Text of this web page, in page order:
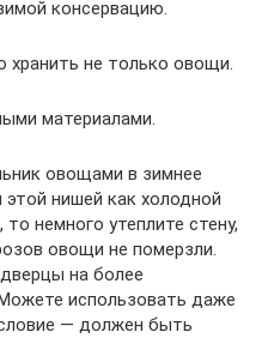
консервацию.
хранить не только овощи.
материалами.
овощами в зимнее
нишей как холодной
немного утеплите стену,
овощи не померзли.
на более
использовать даже
— должен быть